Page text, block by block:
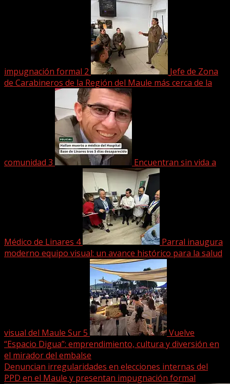
impugnación formal 2
Jefe de Zona
de Carabineros de la Región del Maule más cerca de la
comunidad 3 Encuentran sin vida a
Médico de Linares 4
Parral inaugura
moderno equipo visual: un avance histórico para la salud
visual del Maule Sur5
Vuelve
“Espacio Digua”: emprendimiento, cultura y diversión en
el mirador del embalse
Denuncian irregularidades en elecciones internas del
PPD en el Maule y presentan impugnación formal